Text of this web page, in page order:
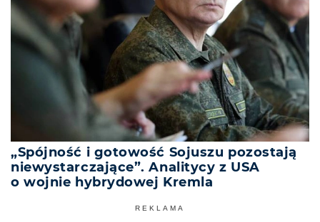
„Spójność i gotowość Sojuszu pozostają
niewystarczające”. Analitycy z USA
o wojnie hybrydowej Kremla
REKLAMA